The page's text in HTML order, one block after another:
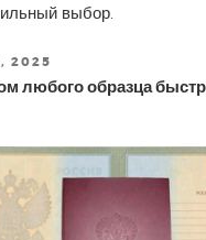
выбор.
2025
любого образца